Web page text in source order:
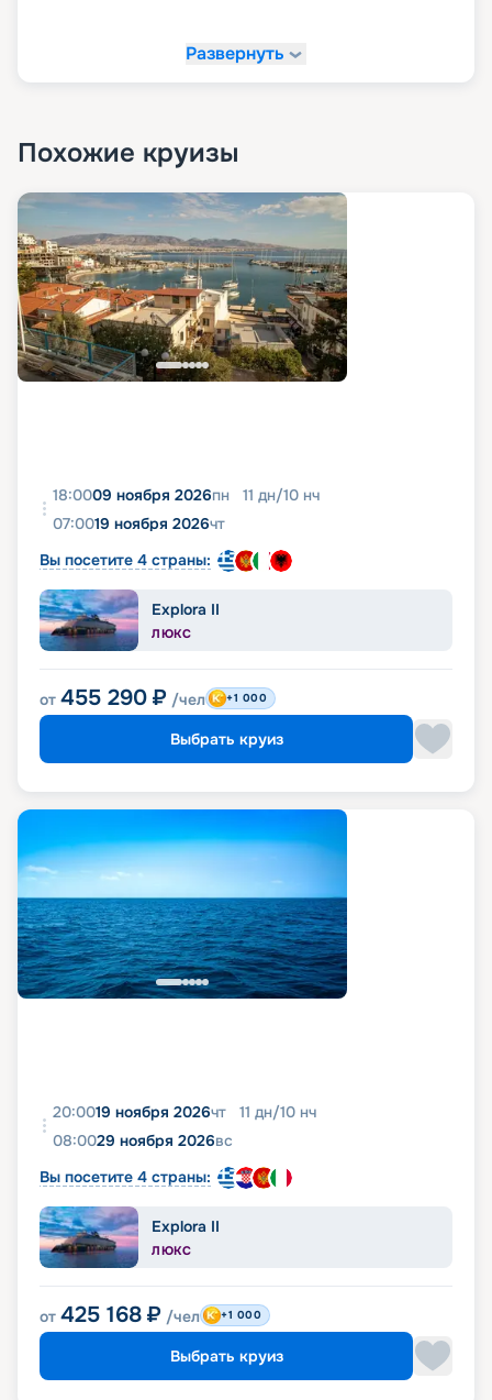
Развернуть
Похожие круизы
18:0009 ноября 2026пн 11 дн/10 нч
07:0019 ноября 2026чт
Вы посетите 4 страны:
Explora II
ЛЮКС
от 455 290 ₽ /чел +1 000
Выбрать круиз
20:0019 ноября 2026чт 11 дн/10 нч
08:0029 ноября 2026вс
Вы посетите 4 страны:
Explora II
ЛЮКС
от 425 168 ₽ /чел +1 000
Выбрать круиз